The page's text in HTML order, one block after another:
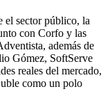
el sector público, la
con Corfo y las
además de
Gómez, SoftServe
reales del mercado,
como un polo